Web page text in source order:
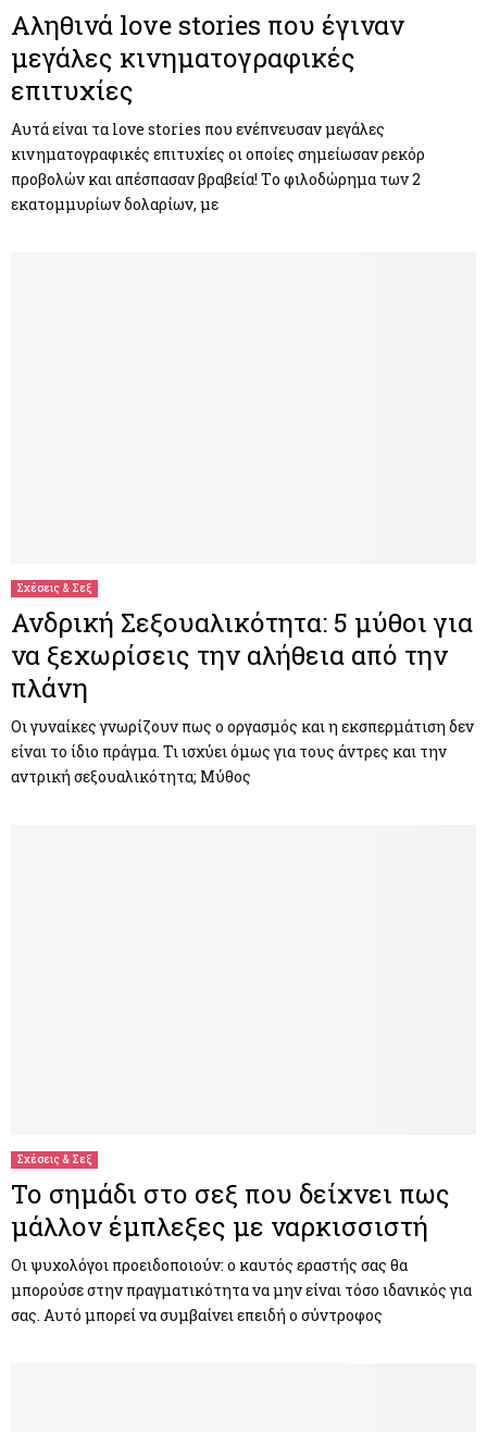
Αληθινά love stories που έγιναν
μεγάλες κινηματογραφικές
επιτυχίες
Αυτά είναι τα love stories που ενέπνευσαν μεγάλες
κινηματογραφικές επιτυχίες οι οποίες σημείωσαν ρεκόρ
προβολών και απέσπασαν βραβεία! Tο φιλοδώρημα των 2
εκατομμυρίων δολαρίων, με
Σχέσεις & Σεξ
Ανδρική Σεξουαλικότητα: 5 μύθοι για
να ξεχωρίσεις την αλήθεια από την
πλάνη
Οι γυναίκες γνωρίζουν πως ο οργασμός και η εκσπερμάτιση δεν
είναι το ίδιο πράγμα. Τι ισχύει όμως για τους άντρες και την
αντρική σεξουαλικότητα; Μύθος
Σχέσεις & Σεξ
Το σημάδι στο σεξ που δείχνει πως
μάλλον έμπλεξες με ναρκισσιστή
Οι ψυχολόγοι προειδοποιούν: ο καυτός εραστής σας θα
μπορούσε στην πραγματικότητα να μην είναι τόσο ιδανικός για
σας. Αυτό μπορεί να συμβαίνει επειδή ο σύντροφος